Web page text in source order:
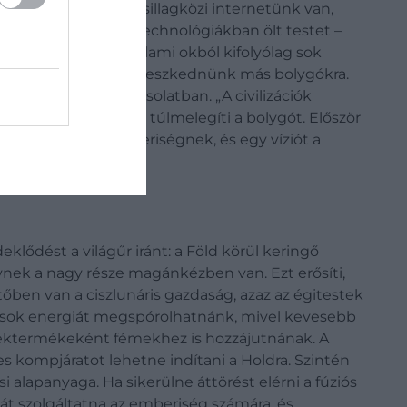
ma gyakorlatilag csillagközi internetünk van,
a leszármazott technológiákban ölt testet –
alkalmazni, ha valami okból kifolyólag sok
tovább kell terjeszkednünk más bolygókra.
a jövővel kapcsolatban. „A civilizációk
fejlődés túlmelegíti a bolygót. Először
adjon az emberiségnek, és egy víziót a
a világűr iránt: a Föld körül keringő
a nagy része magánkézben van. Ezt erősíti,
van a ciszlunáris gazdaság, azaz az égitestek
energiát megspórolhatnánk, mivel kevesebb
fémekhez is hozzájutnának. A
kompjáratot lehetne indítani a Holdra. Szintén
Ha sikerülne áttörést elérni a fúziós